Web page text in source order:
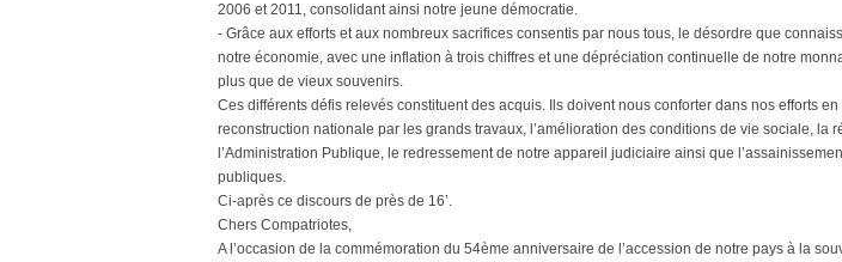
2006 et 2011, consolidant ainsi notre jeune démocratie.
- Grâce aux efforts et aux nombreux sacrifices consentis par nous tous, le désordre que
notre économie, avec une inflation à trois chiffres et une dépréciation continuelle de notre
plus que de vieux souvenirs.
Ces différents défis relevés constituent des acquis. Ils doivent nous conforter dans nos efforts
reconstruction nationale par les grands travaux, l’amélioration des conditions de vie sociale, la
l’Administration Publique, le redressement de notre appareil judiciaire ainsi que
publiques.
Ci-après ce discours de près de 16’.
Chers Compatriotes,
A l’occasion de la commémoration du 54ème anniversaire de l’accession de notre pays à la